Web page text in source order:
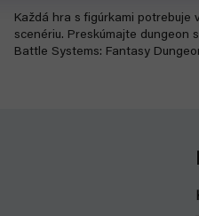
Každá hra s figúrkami potrebuje
scenériu. Preskúmajte dungeon
Battle Systems: Fantasy